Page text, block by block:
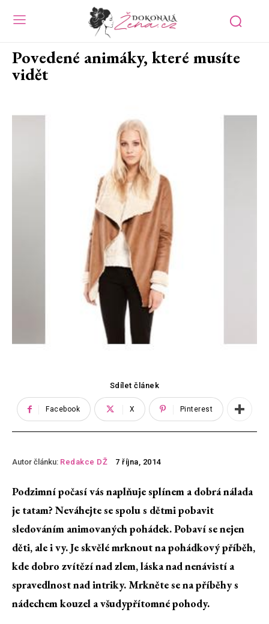
Povedené animáky, které musíte
vidět
Sdílet článek
Facebook X Pinterest
Autor článku: Redakce DŽ 7 října, 2014
Podzimní počasí vás naplňuje splínem a dobrá nálada
je tatam? Neváhejte se spolu s dětmi pobavit
sledováním animovaných pohádek. Pobaví se nejen
děti, ale i vy. Je skvělé mrknout na pohádkový příběh,
kde dobro zvítězí nad zlem, láska nad nenávistí a
spravedlnost nad intriky. Mrkněte se na příběhy s
nádechem kouzel a všudypřítomné pohody.